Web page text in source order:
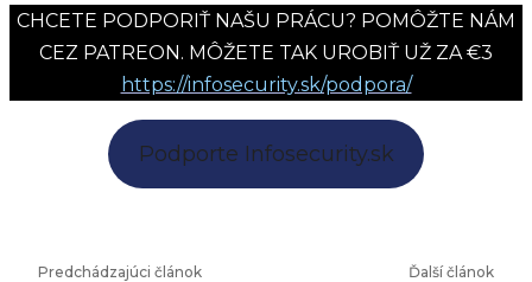
CHCETE PODPORIŤ NAŠU PRÁCU? POMÔŽTE NÁM
CEZ PATREON. MÔŽETE TAK UROBIŤ UŽ ZA €3
https://infosecurity.sk/podpora/
Podporte Infosecurity.sk
Predchádzajúci článok Ďalší článok